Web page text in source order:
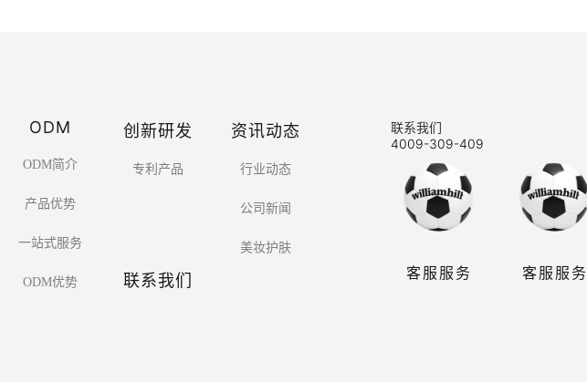
ODM
ODM简介
产品优势
一站式服务
ODM优势
创新研发
专利产品
资讯动态
行业动态
公司新闻
美妆护肤
联系我们
联系我们
4009-309-409
客服服务 客服服务